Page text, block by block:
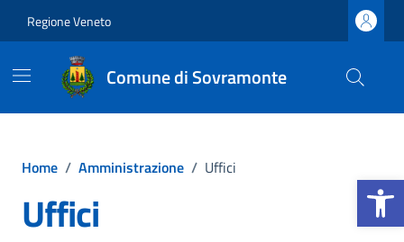
Apri la
Regione Veneto
Comune di Sovramonte
Home / Amministrazione / Uffici
Uffici